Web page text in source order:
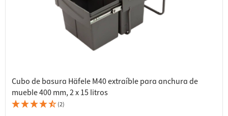
Cubo de basura Häfele M40 extraíble para anchura de
mueble 400 mm, 2 x 15 litros
(2)